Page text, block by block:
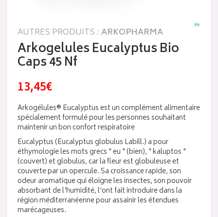
AUTRES PRODUITS : ARKOPHARMA
Arkogelules Eucalyptus Bio
Caps 45 Nf
13,45€
Arkogélules® Eucalyptus est un complément alimentaire
spécialement formulé pour les personnes souhaitant
maintenir un bon confort respiratoire
Eucalyptus (Eucalyptus globulus Labill.) a pour
éthymologie les mots grecs " eu " (bien), " kaluptos "
(couvert) et globulus, car la fleur est globuleuse et
couverte par un opercule. Sa croissance rapide, son
odeur aromatique qui éloigne les insectes, son pouvoir
absorbant de l'humidité, l'ont fait introduire dans la
région méditerranéenne pour assainir les étendues
marécageuses.